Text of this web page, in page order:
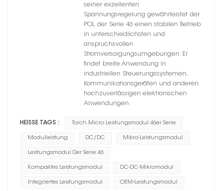
seiner exzellenten
Spannungsregelung gewährleistet der
POL der Serie 46 einen stabilen Betrieb
in unterschiedlichsten und
anspruchsvollen
Stromversorgungsumgebungen. Er
findet breite Anwendung in
industriellen Steuerungssystemen,
Kommunikationsgeräten und anderen
hochzuverlässigen elektronischen
Anwendungen.
HEISSE TAGS : Torch Micro Leistungsmodul 46er Serie
Modulleistung DC/DC Mikro-Leistungsmodul
Leistungsmodul Der Serie 46
Kompaktes Leistungsmodul DC-DC-Mikromodul
Integriertes Leistungsmodul OEM-Leistungsmodul